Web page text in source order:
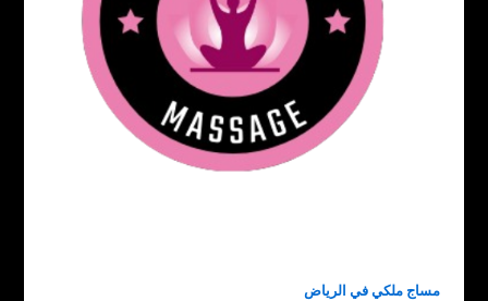
مساج ملكي في الرياض